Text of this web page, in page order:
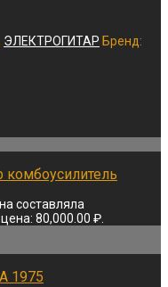
ЭЛЕКТРОГИТАР Бренд:
комбоусилитель
составляла
80,000.00 ₽.
1975